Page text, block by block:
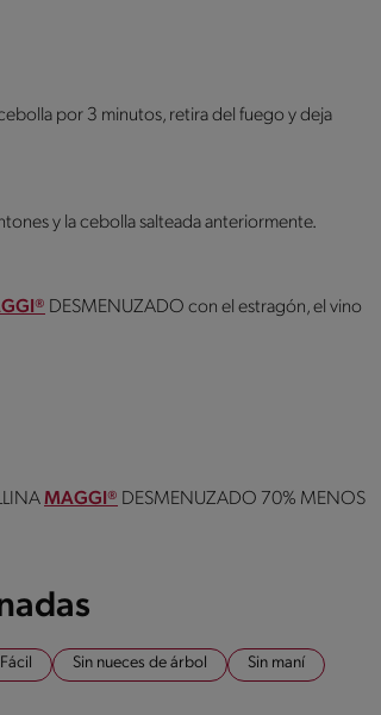
por 3 minutos, retira del fuego y deja
y la cebolla salteada anteriormente.
DESMENUZADO con el estragón, el vino
MAGGI® DESMENUZADO 70% MENOS
Fácil Sin nueces de árbol
Sin maní